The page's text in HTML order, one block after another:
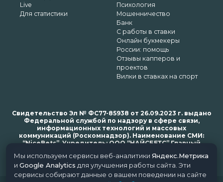
Live
Для статистики
Психология
Мошенничество
Банк
С работы в ставки
Онлайн букмекеры
России: помощь
Отзывы капперов и
проектов
Вилки в ставках на спорт
Свидетельство Эл № ФС77-85938 от 26.09.2023 г. выдано
Федеральной службой по надзору в сфере связи,
информационных технологий и массовых
коммуникаций (Роскомнадзор). Наименование СМИ:
“NiceBets”. Учредитель: ООО “НАЙСБЕТС” Главный
bets.ru
Мы используем сервисы веб-аналитики Яндекс.Метрика
и Google Analytics для улучшения работы сайта. Эти
сервисы собирают данные о вашем поведении на сайте